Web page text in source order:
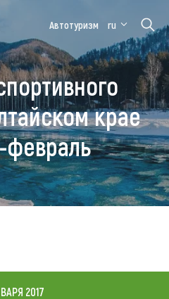
Медицинский
форум
Алтайская
зимовка
Автотуризм ru
крае
февраль
2017